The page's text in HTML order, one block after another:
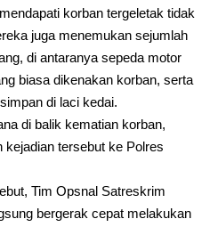
korban tergeletak tidak
juga menemukan sejumlah
di antaranya sepeda motor
biasa dikenakan korban, serta
di laci kedai.
di balik kematian korban,
kejadian tersebut ke Polres
Tim Opsnal Satreskrim
bergerak cepat melakukan